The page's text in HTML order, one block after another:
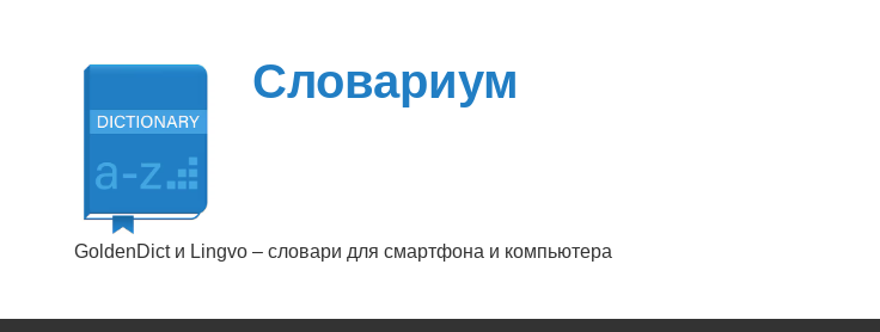
Словариум
GoldenDict и Lingvo – словари для смартфона и компьютера